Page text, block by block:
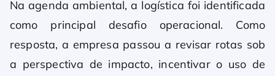
Na agenda ambiental, a logística foi identificada
como principal desafio operacional. Como
resposta, a empresa passou a revisar rotas sob
a perspectiva de impacto, incentivar o uso de